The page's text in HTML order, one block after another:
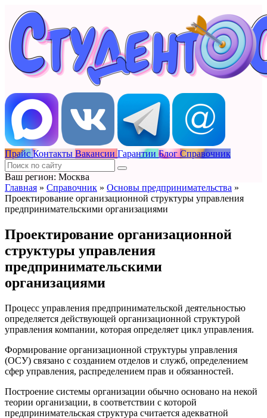
Прайс Контакты Вакансии Гарантии Блог Справочник
Ваш регион: Москва
Главная » Справочник » Основы предпринимательства »
Проектирование организационной структуры управления
предпринимательскими организациями
Проектирование организационной
структуры управления
предпринимательскими
организациями
Процесс управления предпринимательской деятельностью
определяется действующей организационной структурой
управления компании, которая определяет цикл управления.
Формирование организационной структуры управления
(ОСУ) связано с созданием отделов и служб, определением
сфер управления, распределением прав и обязанностей.
Построение системы организации обычно основано на некой
теории организации, в соответствии с которой
предпринимательская структура считается адекватной